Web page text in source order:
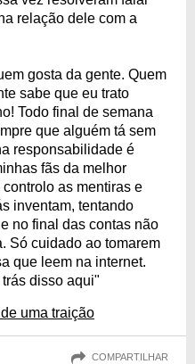
relação dele com a
gosta da gente. Quem
sabe que eu trato
Todo final de semana
que alguém tá sem
responsabilidade é
fãs da melhor
as mentiras e
inventam, tentando
no final das contas não
Só cuidado ao tomarem
que leem na internet.
disso aqui"
uma traição
COMPARTILHAR